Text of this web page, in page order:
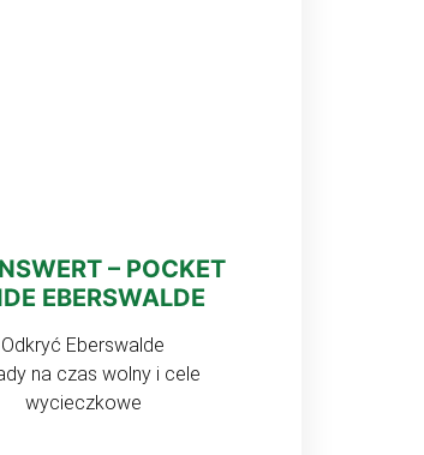
– POCKET
EBERSWALDE
Odkryć Eberswalde
na czas wolny i cele
wycieczkowe